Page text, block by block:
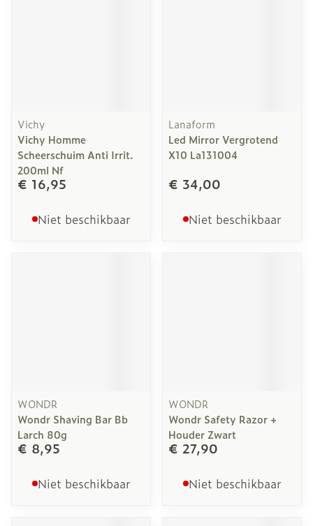
Vichy
Vichy Homme
Scheerschuim Anti Irrit.
200ml Nf
€ 16,95
Niet beschikbaar
Lanaform
Led Mirror Vergrotend
X10 La131004
€ 34,00
Niet beschikbaar
WONDR
Wondr Shaving Bar Bb
Larch 80g
€ 8,95
Niet beschikbaar
WONDR
Wondr Safety Razor +
Houder Zwart
€ 27,90
Niet beschikbaar